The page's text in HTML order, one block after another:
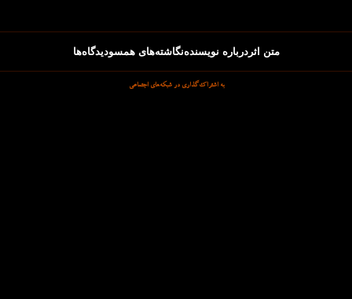
متن اثر درباره نویسندهنگاشته‌های همسودیدگاه‌ها
به اشتراک‌گذاری در شبکه‌های اجتماعی